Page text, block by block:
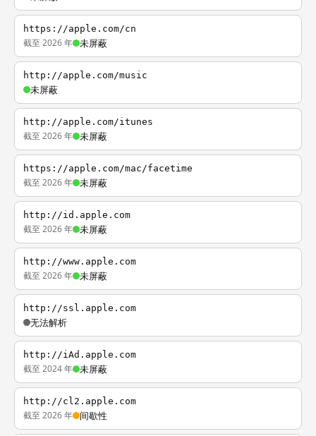
https://apple.com/cn
截至 2026 年 未屏蔽
http://apple.com/music
未屏蔽
http://apple.com/itunes
截至 2026 年 未屏蔽
https://apple.com/mac/facetime
截至 2026 年 未屏蔽
http://id.apple.com
截至 2026 年 未屏蔽
http://www.apple.com
截至 2026 年 未屏蔽
http://ssl.apple.com
无法解析
http://iAd.apple.com
截至 2024 年 未屏蔽
http://cl2.apple.com
截至 2026 年 间歇性